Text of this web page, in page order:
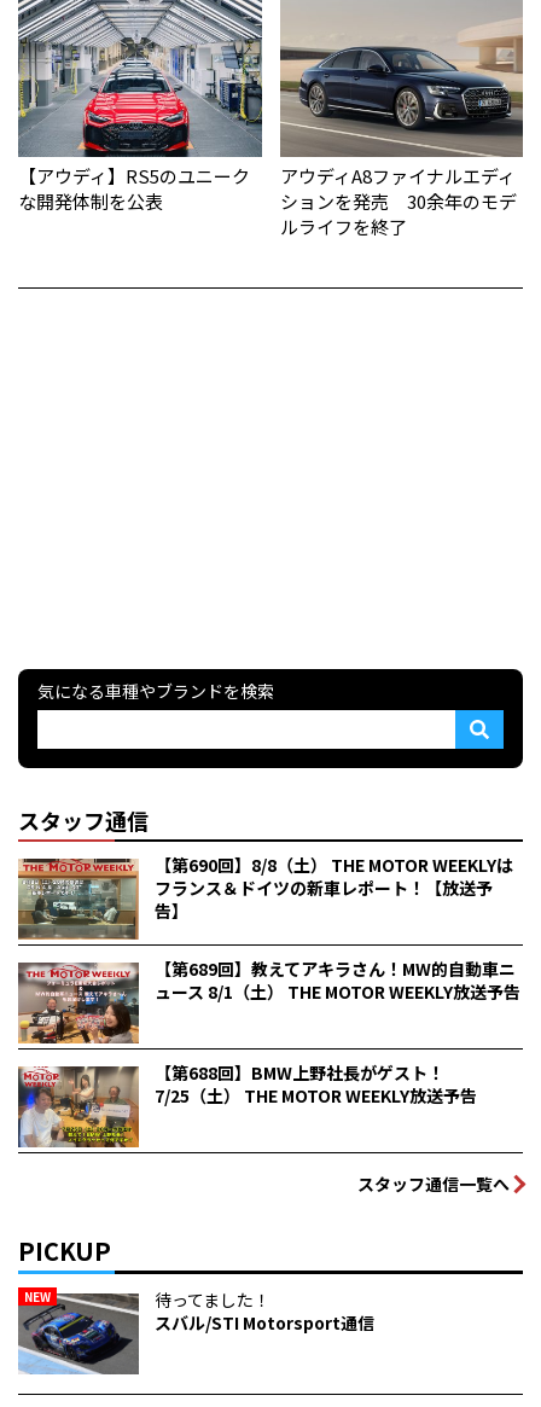
【アウディ】RS5のユニーク
な開発体制を公表
アウディA8ファイナルエディ
ションを発売 30余年のモデ
ルライフを終了
気になる車種やブランドを検索
スタッフ通信
【第690回】8/8（土） THE MOTOR WEEKLYは
フランス＆ドイツの新車レポート！【放送予
告】
【第689回】教えてアキラさん！MW的自動車ニ
ュース 8/1（土） THE MOTOR WEEKLY放送予告
【第688回】BMW上野社長がゲスト！
7/25（土） THE MOTOR WEEKLY放送予告
スタッフ通信一覧へ
PICKUP
NEW
待ってました！
スバル/STI Motorsport通信